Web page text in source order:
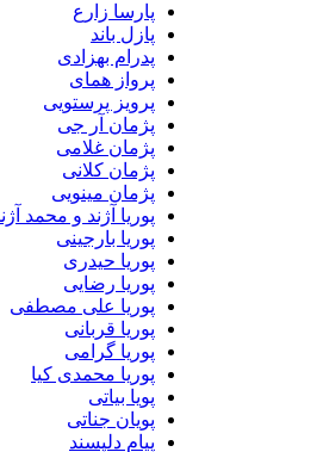
پارسا زارع
پازل باند
پدرام بهزادی
پرواز همای
پرویز پرستویی
پژمان آر جی
پژمان غلامی
پژمان کلانی
پژمان مینویی
پوریا آژند و محمد آژند
پوریا بارجینی
پوریا حیدری
پوریا رضایی
پوریا علی مصطفی
پوریا قربانی
پوریا گرامی
پوریا محمدی کیا
پویا بیاتی
پویان جناتی
پیام دلپسند